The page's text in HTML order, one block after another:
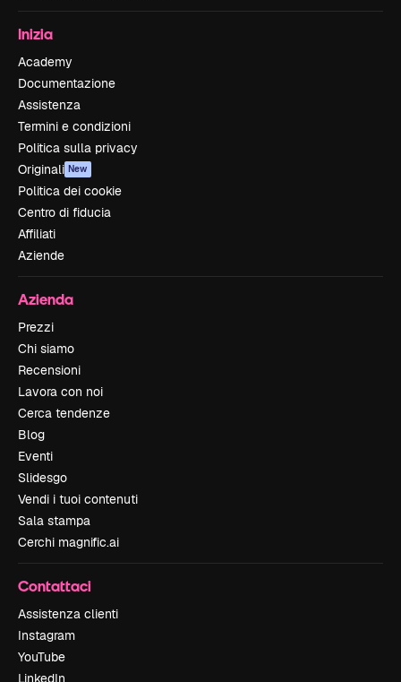
Inizia
Academy
Documentazione
Assistenza
Termini e condizioni
Politica sulla privacy
Originali New
Politica dei cookie
Centro di fiducia
Affiliati
Aziende
Azienda
Prezzi
Chi siamo
Recensioni
Lavora con noi
Cerca tendenze
Blog
Eventi
Slidesgo
Vendi i tuoi contenuti
Sala stampa
Cerchi magnific.ai
Contattaci
Assistenza clienti
Instagram
YouTube
LinkedIn